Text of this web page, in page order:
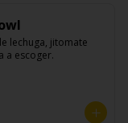
lechuga, jitomate
a escoger.